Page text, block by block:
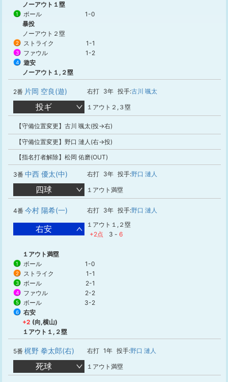
ノーアウト１塁
1 ボール
1-0
暴投
ノーアウト２塁
2 ストライク 1-1
3 ファウル 1-2
4
遊安
ノーアウト１,２塁
2番 片岡 空良(遊) 右打 3年 投手:古川 颯太
投ギ １アウト２,３塁
【守備位置変更】古川 颯太(投→右)
【守備位置変更】野口 漣人(右→投)
【指名打者解除】松岡 佑磨(OUT)
3番 中西 優太(中) 右打 3年 投手:野口 漣人
四球 １アウト満塁
4番 今村 陽希(一) 右打 3年 投手:野口 漣人
右安
１アウト１,２塁
+2点
3 - 6
１アウト満塁
1 ボール 1-0
2 ストライク 1-1
3 ボール 2-1
4 ファウル 2-2
5 ボール 3-2
6
右安
+2 (向,横山)
１アウト１,２塁
5番 梶野 拳太郎(右) 右打 1年 投手:野口 漣人
死球 １アウト満塁